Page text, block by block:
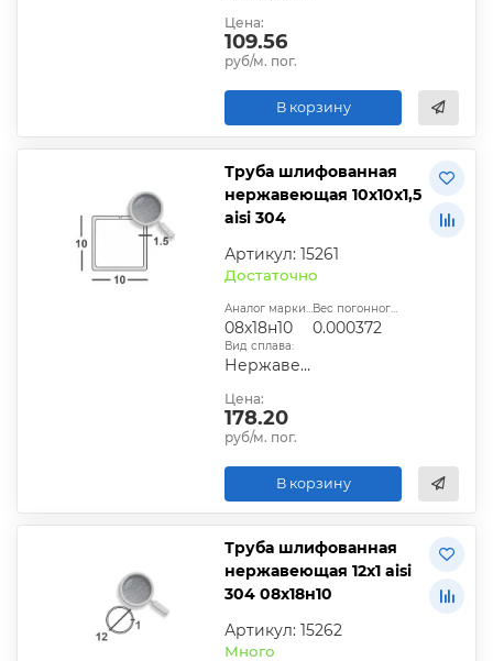
Цена:
109.56
руб/м. пог.
В корзину
Труба шлифованная
нержавеющая 10х10х1,5
aisi 304
Артикул: 15261
Достаточно
Аналог марки стали:
08х18н10
Вес погонного метра, т.:
0.000372
Вид сплава:
Нержавеющий
Цена:
178.20
руб/м. пог.
В корзину
Труба шлифованная
нержавеющая 12х1 aisi
304 08х18н10
Артикул: 15262
Много